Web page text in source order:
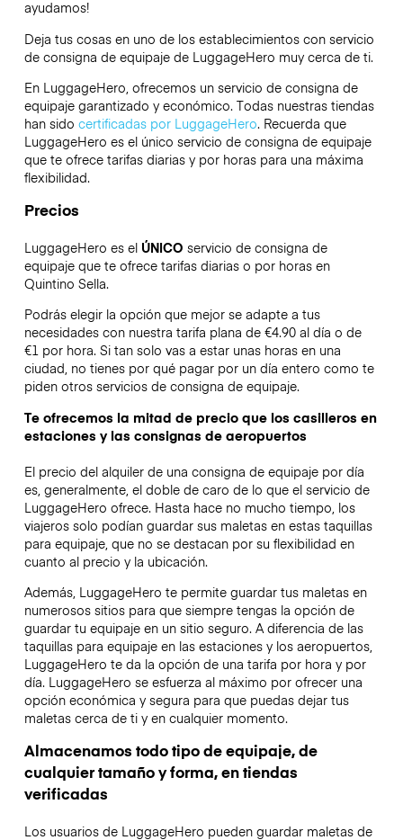
ayudamos!
Deja tus cosas en uno de los establecimientos con servicio
de consigna de equipaje de LuggageHero muy cerca de ti.
En LuggageHero, ofrecemos un servicio de consigna de
equipaje garantizado y económico. Todas nuestras tiendas
han sido certificadas por LuggageHero. Recuerda que
LuggageHero es el único servicio de consigna de equipaje
que te ofrece tarifas diarias y por horas para una máxima
flexibilidad.
Precios
LuggageHero es el ÚNICO servicio de consigna de
equipaje que te ofrece tarifas diarias o por horas en
Quintino Sella.
Podrás elegir la opción que mejor se adapte a tus
necesidades con nuestra tarifa plana de €4.90 al día o de
€1 por hora. Si tan solo vas a estar unas horas en una
ciudad, no tienes por qué pagar por un día entero como te
piden otros servicios de consigna de equipaje.
Te ofrecemos la mitad de precio que los casilleros en
estaciones y las consignas de aeropuertos
El precio del alquiler de una consigna de equipaje por día
es, generalmente, el doble de caro de lo que el servicio de
LuggageHero ofrece. Hasta hace no mucho tiempo, los
viajeros solo podían guardar sus maletas en estas taquillas
para equipaje, que no se destacan por su flexibilidad en
cuanto al precio y la ubicación.
Además, LuggageHero te permite guardar tus maletas en
numerosos sitios para que siempre tengas la opción de
guardar tu equipaje en un sitio seguro. A diferencia de las
taquillas para equipaje en las estaciones y los aeropuertos,
LuggageHero te da la opción de una tarifa por hora y por
día. LuggageHero se esfuerza al máximo por ofrecer una
opción económica y segura para que puedas dejar tus
maletas cerca de ti y en cualquier momento.
Almacenamos todo tipo de equipaje, de
cualquier tamaño y forma, en tiendas
verificadas
Los usuarios de LuggageHero pueden guardar maletas de